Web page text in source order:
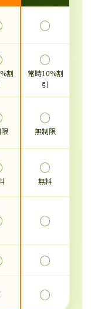
◯
割
◯
常時10%割
引
◯
無制限
◯
無料
◯
◯
◯